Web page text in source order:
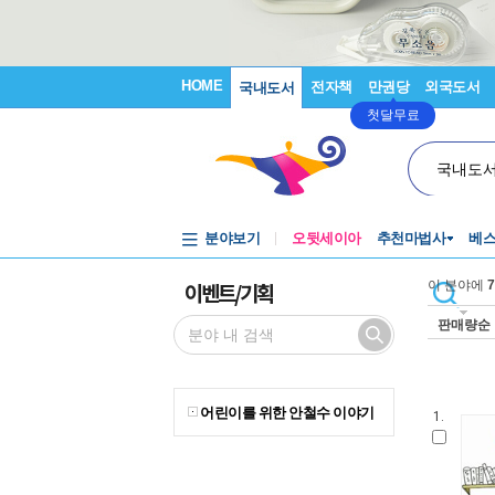
HOME 국내도서 전자책 만권당
첫달무료
외국도서
국내도
분야보기 오뒷세이아 추천마법사 베
이벤트/기획
어린이를 위한 안철수 이야기
이 분야에 7
판매량순
1.